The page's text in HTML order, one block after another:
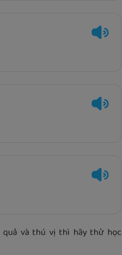
và thú vị thì hãy thử học